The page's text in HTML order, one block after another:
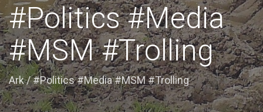
#Politics #Media
#MSM #Trolling
Ark/#Politics #Media #MSM #Trolling